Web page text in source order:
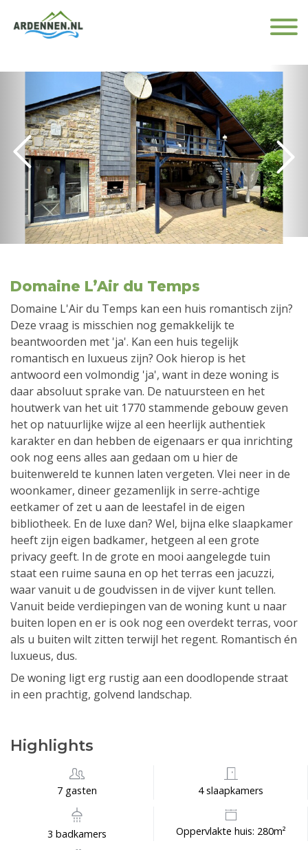
Domaine L’Air du Temps
Domaine L'Air du Temps kan een huis romantisch zijn?
Deze vraag is misschien nog gemakkelijk te
beantwoorden met 'ja'. Kan een huis tegelijk
romantisch en luxueus zijn? Ook hierop is het
antwoord een volmondig 'ja', want in deze woning is
daar absoluut sprake van. De natuursteen en het
houtwerk van het uit 1770 stammende gebouw geven
het op natuurlijke wijze al een heerlijk authentiek
karakter en dan hebben de eigenaars er qua inrichting
ook nog eens alles aan gedaan om u hier de
buitenwereld te kunnen laten vergeten. Vlei neer in de
woonkamer, dineer gezamenlijk in serre-achtige
eetkamer of zet u aan de leestafel in de eigen
bibliotheek. En de luxe dan? Wel, bijna elke slaapkamer
heeft zijn eigen badkamer, hetgeen al een grote
privacy geeft. In de grote en mooi aangelegde tuin
staat een ruime sauna en op het terras een jacuzzi,
waar vanuit u de goudvissen in de vijver kunt tellen.
Vanuit beide verdiepingen van de woning kunt u naar
buiten lopen en er is ook nog een overdekt terras, voor
als u buiten wilt zitten terwijl het regent. Romantisch én
luxueus, dus.
De woning ligt erg rustig aan een doodlopende straat
in een prachtig, golvend landschap.
Highlights
7 gasten 4 slaapkamers
3 badkamers Oppervlakte huis: 280m²